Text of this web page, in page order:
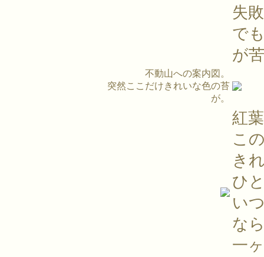
失
で
が
不動山への案内図。
突然ここだけきれいな色の苔
が。
紅
こ
き
ひ
い
な
一